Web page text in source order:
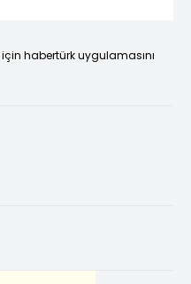
habertürk uygulamasını